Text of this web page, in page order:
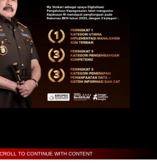
TO CONTINUE WITH CONTENT